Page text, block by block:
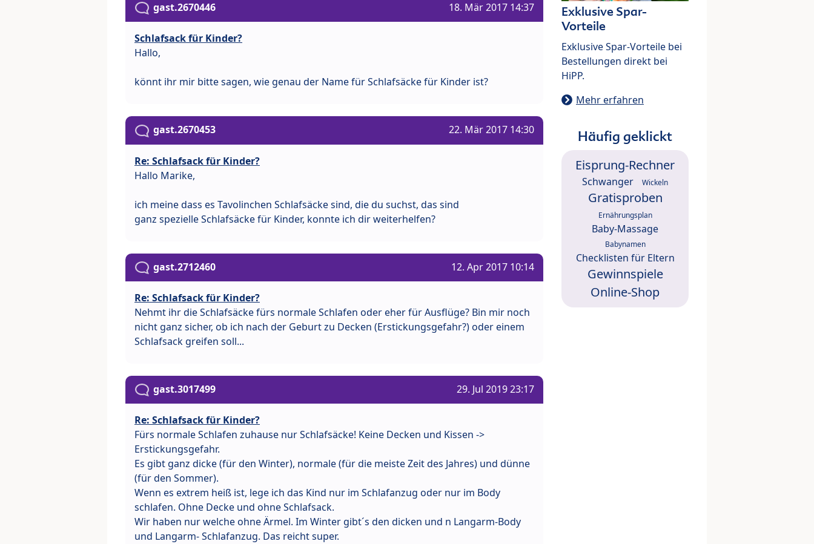
gast.2670446 18. Mär 2017 14:37
Schlafsack für Kinder?
Hallo,
könnt ihr mir bitte sagen, wie genau der Name für Schlafsäcke für Kinder ist?
gast.2670453 22. Mär 2017 14:30
Re: Schlafsack für Kinder?
Hallo Marike,
ich meine dass es Tavolinchen Schlafsäcke sind, die du suchst, das sind
ganz spezielle Schlafsäcke für Kinder, konnte ich dir weiterhelfen?
gast.2712460 12. Apr 2017 10:14
Re: Schlafsack für Kinder?
Nehmt ihr die Schlafsäcke fürs normale Schlafen oder eher für Ausflüge? Bin mir noch
nicht ganz sicher, ob ich nach der Geburt zu Decken (Erstickungsgefahr?) oder einem
Schlafsack greifen soll...
gast.3017499 29. Jul 2019 23:17
Re: Schlafsack für Kinder?
Fürs normale Schlafen zuhause nur Schlafsäcke! Keine Decken und Kissen ->
Erstickungsgefahr.
Es gibt ganz dicke (für den Winter), normale (für die meiste Zeit des Jahres) und dünne
(für den Sommer).
Wenn es extrem heiß ist, lege ich das Kind nur im Schlafanzug oder nur im Body
schlafen. Ohne Decke und ohne Schlafsack.
Wir haben nur welche ohne Ärmel. Im Winter gibt´s den dicken und n Langarm-Body
und Langarm- Schlafanzug. Das reicht super.
Exklusive Spar-
Vorteile
Exklusive Spar-Vorteile bei
Bestellungen direkt bei
HiPP.
Mehr erfahren
Häufig geklickt
Eisprung-Rechner
Schwanger Wickeln
Gratisproben
Ernährungsplan
Baby-Massage
Babynamen
Checklisten für Eltern
Gewinnspiele
Online-Shop